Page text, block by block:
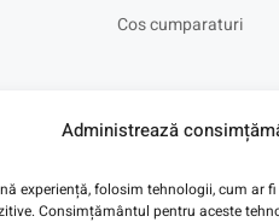
Administrează
experiență, folosim tehnologii, cum ar
Consimțământul pentru aceste
Cos cumparaturi